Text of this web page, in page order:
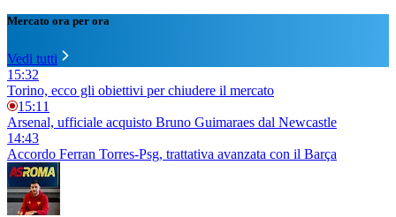
Mercato ora per ora
Vedi tutti
15:32
Torino, ecco gli obiettivi per chiudere il mercato
15:11
Arsenal, ufficiale acquisto Bruno Guimaraes dal Newcastle
14:43
Accordo Ferran Torres-Psg, trattativa avanzata con il Barça